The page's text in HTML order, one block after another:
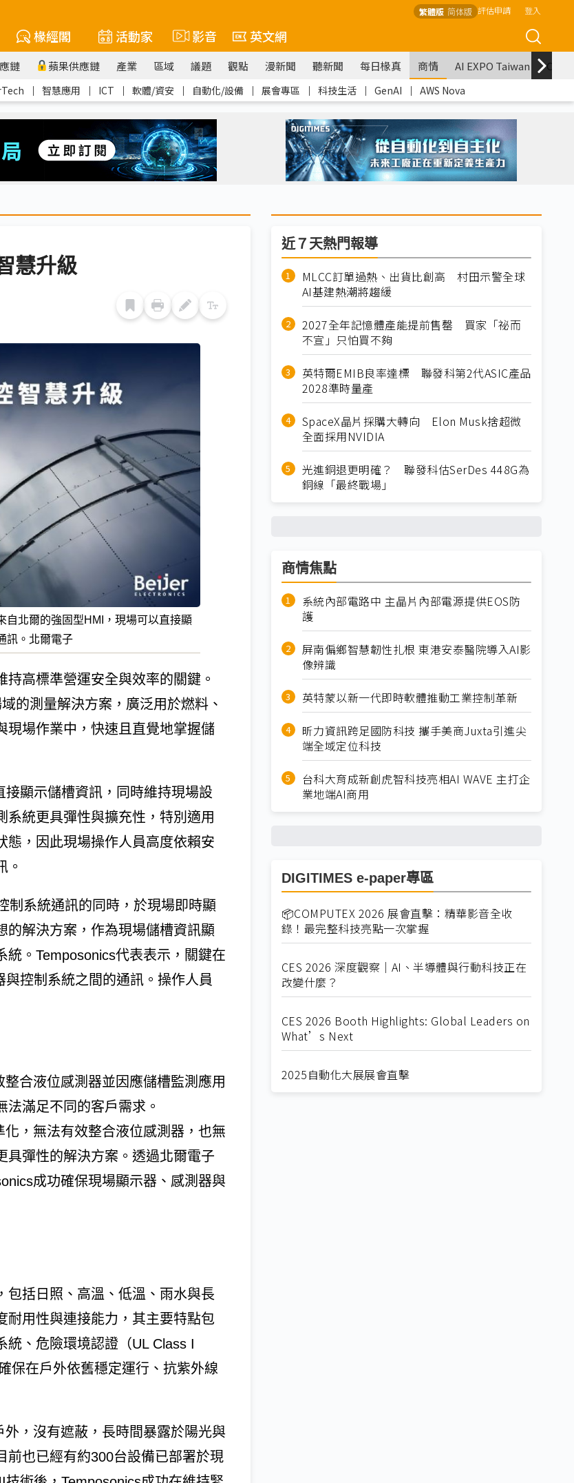
繁體版 简体版 評估申請 登入
椽經閣 活動家 影音 英文網
鏈 蘋果供應鏈 產業 區域 議題 觀點 漫新聞 聽新聞 每日椽真 商情 AI EXPO Taiwan
｜ 智慧應用 ｜ ICT ｜ 軟體/資安 ｜ 自動化/設備 ｜ 展會專區 ｜ 科技生活 ｜ GenAI ｜ AWS Nova
慧升級
自北爾的強固型HMI，現場可以直接顯
訊。北爾電子
高標準營運安全與效率的關鍵。
的測量解決方案，廣泛用於燃料、
現場作業中，快速且直覺地掌握儲
顯示儲槽資訊，同時維持現場設
統更具彈性與擴充性，特別適用
態，因此現場操作人員高度依賴安
。
制系統通訊的同時，於現場即時顯
的解決方案，作為現場儲槽資訊顯
。Temposonics代表表示，關鍵在
控制系統之間的通訊。操作人員
合液位感測器並因應儲槽監測應用
滿足不同的客戶需求。
，無法有效整合液位感測器，也無
具彈性的解決方案。透過北爾電子
成功確保現場顯示器、感測器與
包括日照、高溫、低溫、雨水與長
耐用性與連接能力，其主要特點包
、危險環境認證（UL Class I
保在戶外依舊穩定運行、抗紫外線
，沒有遮蔽，長時間暴露於陽光與
前也已經有約300台設備已部署於現
近７天熱門報導
MLCC訂單過熱、出貨比創高 村田示警全球
AI基建熱潮將趨緩
2027全年記憶體產能提前售罄 買家「祕而
不宣」只怕買不夠
英特爾EMIB良率達標 聯發科第2代ASIC產品
2028準時量產
SpaceX晶片採購大轉向 Elon Musk捨超微
全面採用NVIDIA
光進銅退更明確？ 聯發科估SerDes 448G為
銅線「最終戰場」
商情焦點
系統內部電路中 主晶片內部電源提供EOS防
護
屏南偏鄉智慧韌性扎根 東港安泰醫院導入AI影
像辨識
英特蒙以新一代即時軟體推動工業控制革新
昕力資訊跨足國防科技 攜手美商Juxta引進尖
端全域定位科技
台科大育成新創虎智科技亮相AI WAVE 主打企
業地端AI商用
DIGITIMES e-paper專區
📦COMPUTEX 2026 展會直擊：精華影音全收
錄！最完整科技亮點一次掌握
CES 2026 深度觀察｜AI、半導體與行動科技正在
改變什麼？
CES 2026 Booth Highlights: Global Leaders on
What’s Next
2025自動化大展展會直擊